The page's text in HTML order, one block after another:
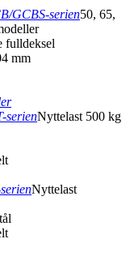
GCBS-serien50, 65,
fulldeksel
mm
serienNyttelast 500 kg
Nyttelast